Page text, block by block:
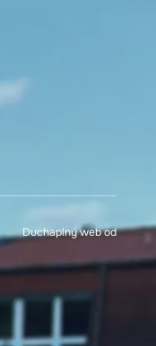
Duchaplný web od